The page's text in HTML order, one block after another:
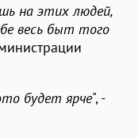
на этих людей,
весь быт того
будет ярче", -